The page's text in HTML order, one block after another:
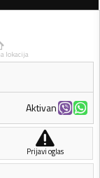
lokacija
Aktivan
Prijavi oglas